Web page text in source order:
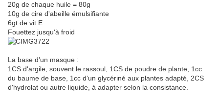
20g de chaque huile = 80g
10g de cire d'abeille émulsifiante
6gt de vit E
Fouettez jusqu'à froid
La base d'un masque :
1CS d'argile, souvent le rassoul, 1CS de poudre de plante, 1cc
du baume de base, 1cc d'un glycériné aux plantes adapté, 2CS
d'hydrolat ou autre liquide, à adapter selon la consistance.